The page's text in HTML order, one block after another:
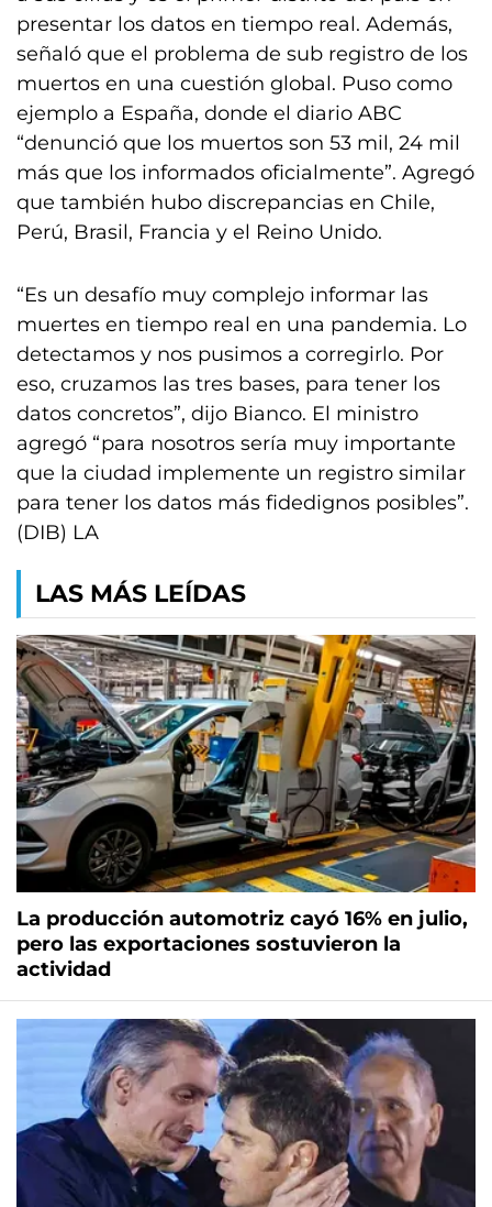
presentar los datos en tiempo real. Además,
señaló que el problema de sub registro de los
muertos en una cuestión global. Puso como
ejemplo a España, donde el diario ABC
“denunció que los muertos son 53 mil, 24 mil
más que los informados oficialmente”. Agregó
que también hubo discrepancias en Chile,
Perú, Brasil, Francia y el Reino Unido.
“Es un desafío muy complejo informar las
muertes en tiempo real en una pandemia. Lo
detectamos y nos pusimos a corregirlo. Por
eso, cruzamos las tres bases, para tener los
datos concretos”, dijo Bianco. El ministro
agregó “para nosotros sería muy importante
que la ciudad implemente un registro similar
para tener los datos más fidedignos posibles”.
(DIB) LA
LAS MÁS LEÍDAS
La producción automotriz cayó 16% en julio,
pero las exportaciones sostuvieron la
actividad